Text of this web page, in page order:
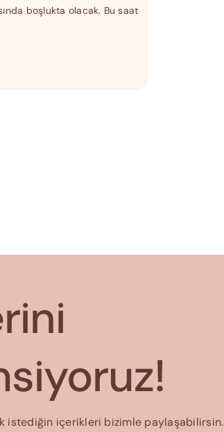
boşlukta olacak. Bu saat
istediğin içerikleri bizimle paylaşabilirsin.